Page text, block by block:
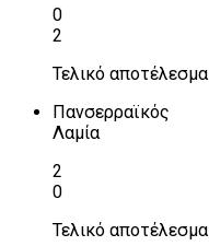
0
2
Τελικό αποτέλεσμα
Πανσερραϊκός
Λαμία
2
0
Τελικό αποτέλεσμα